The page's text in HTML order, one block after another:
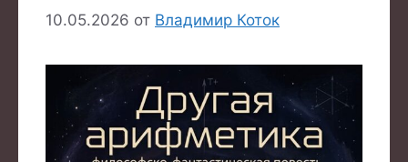
10.05.2026 от Владимир Коток